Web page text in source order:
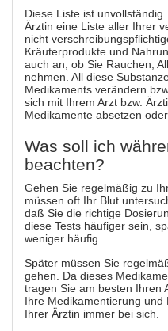
Diese Liste ist
Ärztin eine Liste aller Ihrer
nicht
Kräuterprodukte und
auch an, ob Sie Rauchen,
nehmen. All diese
Medikaments verändern
sich mit Ihrem Arzt bzw.
Medikamente absetzen
Was soll ich
beachten?
Gehen Sie regelmäßig zu
müssen oft Ihr Blut
daß Sie die richtige
diese Tests häufiger sein,
weniger häufig.
Später müssen Sie
gehen. Da dieses
tragen Sie am besten Ihren
Ihre Medikamentierung
Ihrer Ärztin immer bei sich.